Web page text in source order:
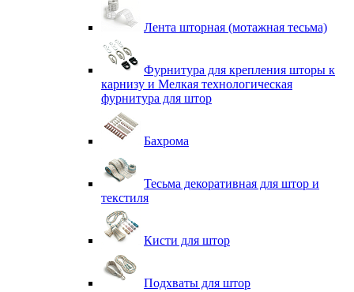
Лента шторная (мотажная тесьма)
Фурнитура для крепления шторы к
карнизу и Мелкая технологическая
фурнитура для штор
Бахрома
Тесьма декоративная для штор и
текстиля
Кисти для штор
Подхваты для штор